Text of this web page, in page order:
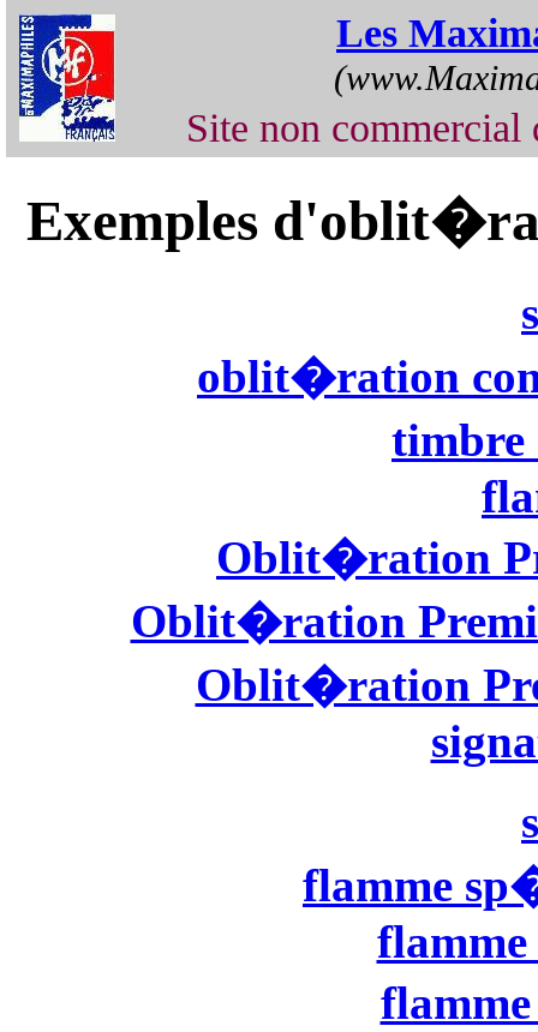
Les
Site non
Exemples
oblit�ration
Oblit�ration
Oblit�ration
Oblit�ration
flamme
flamme